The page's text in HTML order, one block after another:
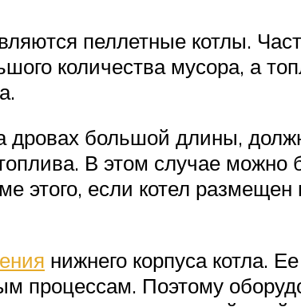
пеллетные котлы.
количества мусора, а
дровах большой длины,
В этом случае можно
этого, если котел
нижнего корпуса котла.
процессам. Поэтому